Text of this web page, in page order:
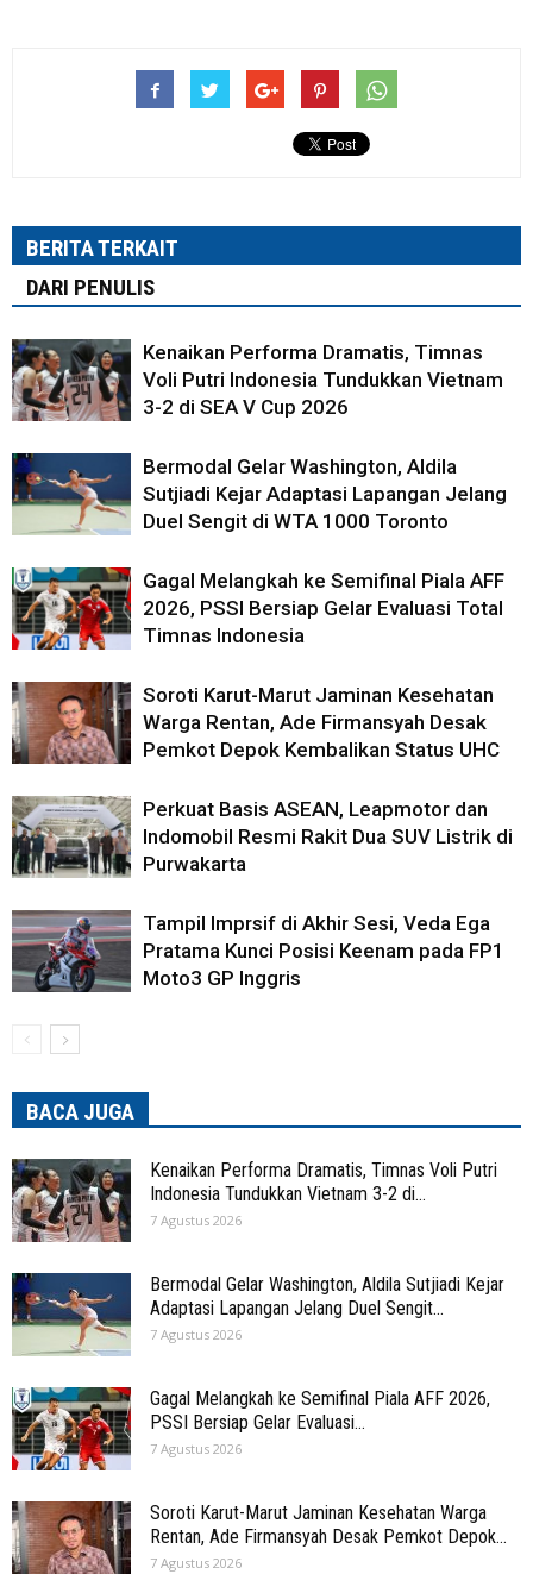
BERITA TERKAIT
DARI PENULIS
Kenaikan Performa Dramatis, Timnas
Voli Putri Indonesia Tundukkan Vietnam
3-2 di SEA V Cup 2026
Bermodal Gelar Washington, Aldila
Sutjiadi Kejar Adaptasi Lapangan Jelang
Duel Sengit di WTA 1000 Toronto
Gagal Melangkah ke Semifinal Piala AFF
2026, PSSI Bersiap Gelar Evaluasi Total
Timnas Indonesia
Soroti Karut-Marut Jaminan Kesehatan
Warga Rentan, Ade Firmansyah Desak
Pemkot Depok Kembalikan Status UHC
Perkuat Basis ASEAN, Leapmotor dan
Indomobil Resmi Rakit Dua SUV Listrik di
Purwakarta
Tampil Imprsif di Akhir Sesi, Veda Ega
Pratama Kunci Posisi Keenam pada FP1
Moto3 GP Inggris
BACA JUGA
Kenaikan Performa Dramatis, Timnas Voli Putri
Indonesia Tundukkan Vietnam 3-2 di...
7 Agustus 2026
Bermodal Gelar Washington, Aldila Sutjiadi Kejar
Adaptasi Lapangan Jelang Duel Sengit...
7 Agustus 2026
Gagal Melangkah ke Semifinal Piala AFF 2026,
PSSI Bersiap Gelar Evaluasi...
7 Agustus 2026
Soroti Karut-Marut Jaminan Kesehatan Warga
Rentan, Ade Firmansyah Desak Pemkot Depok...
7 Agustus 2026